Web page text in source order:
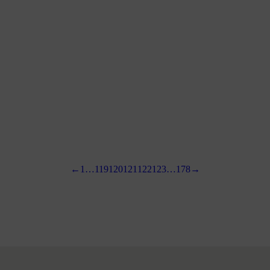
← 1 … 119120121 122123… 178→